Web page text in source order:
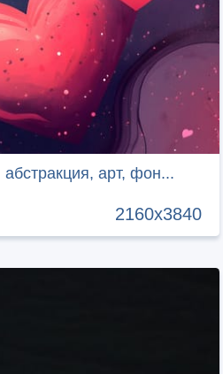
арт, фон...
2160x3840